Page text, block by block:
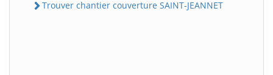
Trouver chantier couverture SAINT-JEANNET